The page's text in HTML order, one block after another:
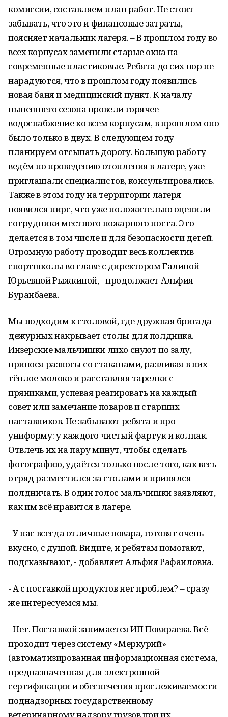
комиссии, составляем план работ. Не стоит
забывать, что это и финансовые затраты, -
поясняет начальник лагеря. – В прошлом году во
всех корпусах заменили старые окна на
современные пластиковые. Ребята до сих пор не
нарадуются, что в прошлом году появились
новая баня и медицинский пункт. К началу
нынешнего сезона провели горячее
водоснабжение ко всем корпусам, в прошлом оно
было только в двух. В следующем году
планируем отсыпать дорогу. Большую работу
ведём по проведению отопления в лагере, уже
приглашали специалистов, консультировались.
Также в этом году на территории лагеря
появился пирс, что уже положительно оценили
сотрудники местного пожарного поста. Это
делается в том числе и для безопасности детей.
Огромную работу проводит весь коллектив
спортшколы во главе с директором Галиной
Юрьевной Рыжкиной, - продолжает Альфия
Буранбаева.
Мы подходим к столовой, где дружная бригада
дежурных накрывает столы для полдника.
Инзерские мальчишки лихо снуют по залу,
принося разносы со стаканами, разливая в них
тёплое молоко и расставляя тарелки с
пряниками, успевая реагировать на каждый
совет или замечание поваров и старших
наставников. Не забывают ребята и про
униформу: у каждого чистый фартук и колпак.
Отвлечь их на пару минут, чтобы сделать
фотографию, удаётся только после того, как весь
отряд разместился за столами и принялся
полдничать. В один голос мальчишки заявляют,
как им всё нравится в лагере.
- У нас всегда отличные повара, готовят очень
вкусно, с душой. Видите, и ребятам помогают,
подсказывают, - добавляет Альфия Рафаиловна.
- А с поставкой продуктов нет проблем? – сразу
же интересуемся мы.
- Нет. Поставкой занимается ИП Повираева. Всё
проходит через систему «Меркурий»
(автоматизированная информационная система,
предназначенная для электронной
сертификации и обеспечения прослеживаемости
поднадзорных государственному